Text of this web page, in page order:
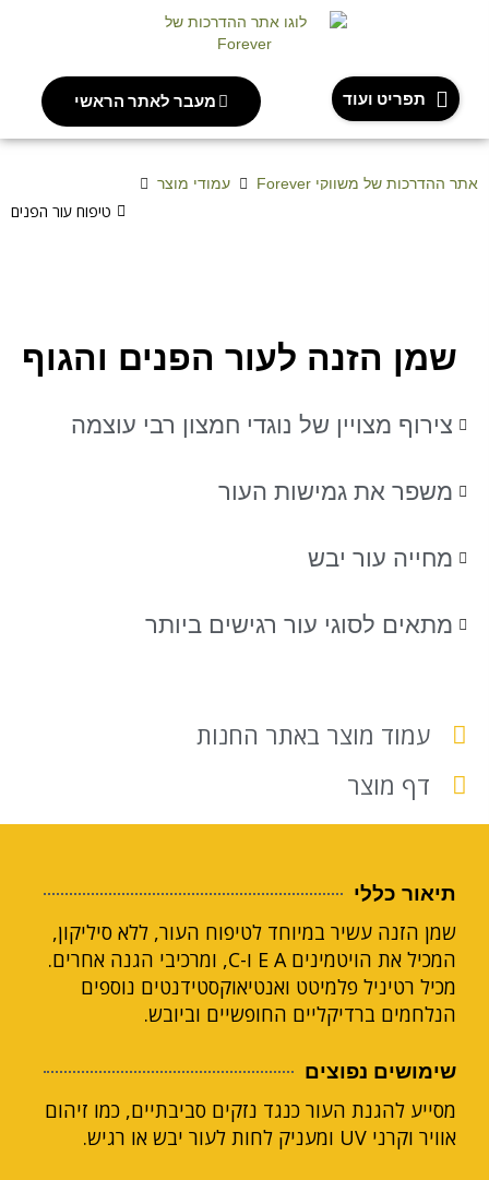
תפריט ועוד מעבר לאתר הראשי
אתר ההדרכות של משווקי Forever
עמודי מוצר
טיפוח עור הפנים
שמן הזנה לעור הפנים והגוף
צירוף מצויין של נוגדי חמצון רבי עוצמה
משפר את גמישות העור
מחייה עור יבש
מתאים לסוגי עור רגישים ביותר
עמוד מוצר באתר החנות
דף מוצר
תיאור כללי
שמן הזנה עשיר במיוחד לטיפוח העור, ללא סיליקון,
המכיל את הויטמינים E A ו-C, ומרכיבי הגנה אחרים.
מכיל רטיניל פלמיטט ואנטיאוקסטידנטים נוספים
הנלחמים ברדיקליים החופשיים וביובש.
שימושים נפוצים
מסייע להגנת העור כנגד נזקים סביבתיים, כמו זיהום
אוויר וקרני UV ומעניק לחות לעור יבש או רגיש.